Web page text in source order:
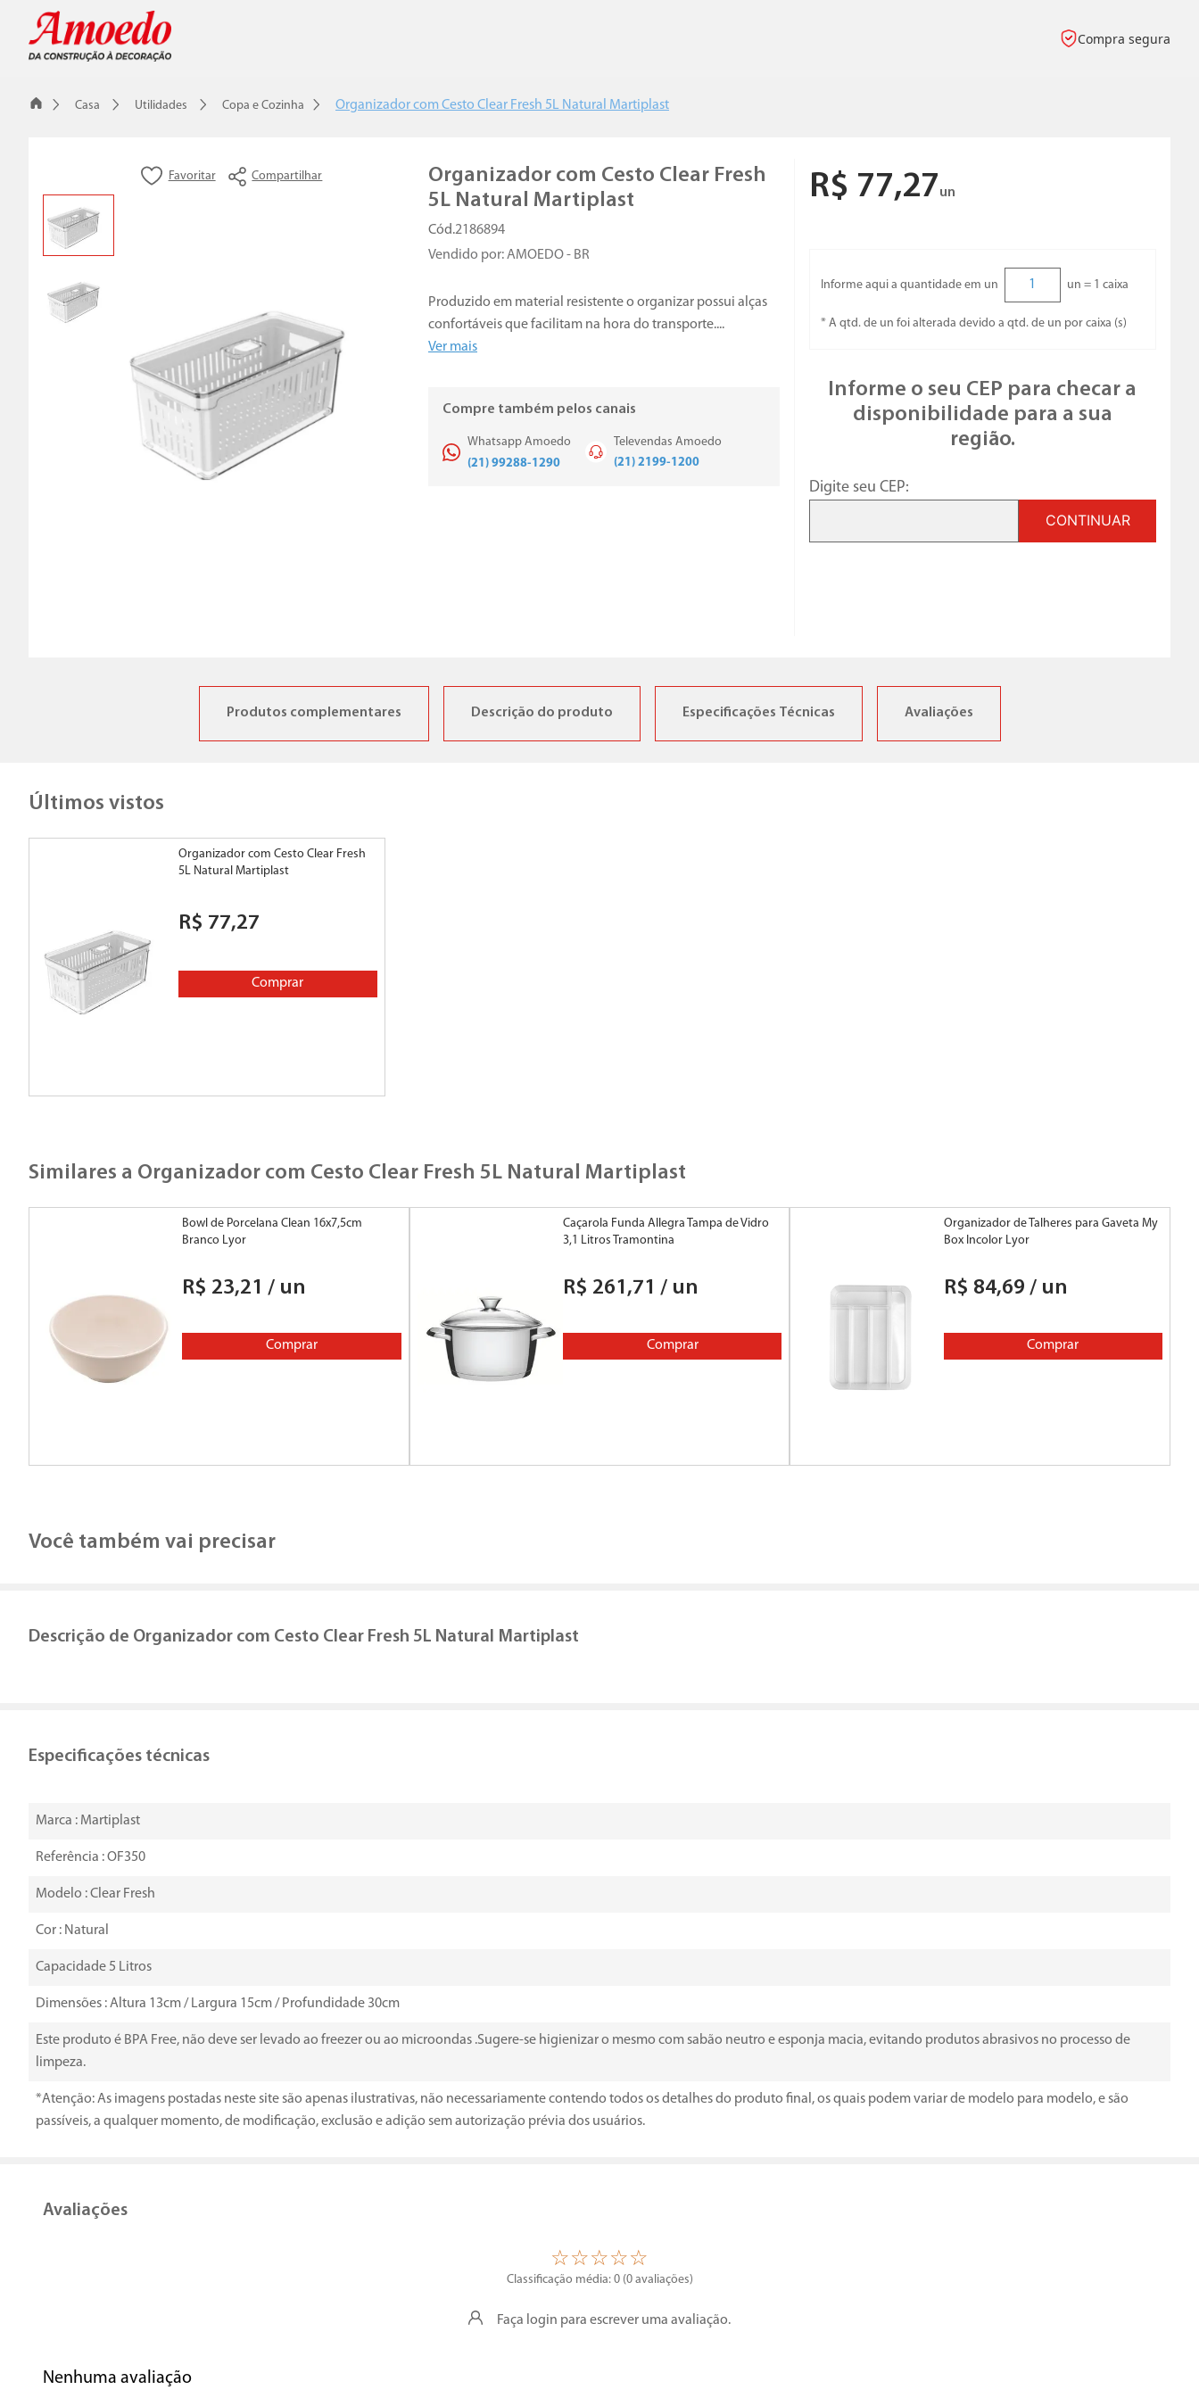
Compra segura
Casa Utilidades Copa e Cozinha Organizador com Cesto Clear Fresh 5L Natural Martiplast
Compartilhar
Organizador com Cesto Clear Fresh
5L Natural Martiplast
2186894
Vendido por:AMOEDO - BR
Produzido em material resistente o organizar possui alças
confortáveis que facilitam na hora do transporte....
Ver mais
Compre também pelos canais
Whatsapp Amoedo
(21) 99288-1290
Televendas Amoedo
(21) 2199-1200
R$ 77,27un
Informe aqui a quantidade em un un = 1 caixa
* A qtd. de un foi alterada devido a qtd. de un por caixa (s)
Informe o seu CEP para checar a
disponibilidade para a sua
região.
Digite seu CEP:
CONTINUAR
Produtos complementares Descrição do produto Especificações Técnicas Avaliações
Últimos vistos
Organizador com Cesto Clear Fresh
5L Natural Martiplast
R$ 77,27
Comprar
Similares a Organizador com Cesto Clear Fresh 5L Natural Martiplast
Bowl de Porcelana Clean 16x7,5cm
Branco Lyor
R$ 23,21 / un
Comprar
Caçarola Funda Allegra Tampa de Vidro
3,1 Litros Tramontina
R$ 261 ,71 / un
Comprar
Organizador de Talheres para Gaveta My
Box Incolor Lyor
R$ 84,69 / un
Comprar
Você também vai precisar
Descrição de Organizador com Cesto Clear Fresh 5L Natural Martiplast
Especificações técnicas
Marca : Martiplast
Referência : OF350
Modelo : Clear Fresh
Cor : Natural
Capacidade 5 Litros
Dimensões : Altura 13cm / Largura 15cm / Profundidade 30cm
Este produto é BPA Free, não deve ser levado ao freezer ou ao microondas .Sugere-se higienizar o mesmo com sabão neutro e esponja macia, evitando produtos abrasivos no processo de
limpeza.
*Atenção: As imagens postadas neste site são apenas ilustrativas, não necessariamente contendo todos os detalhes do produto final, os quais podem variar de modelo para modelo, e são
passíveis, a qualquer momento, de modificação, exclusão e adição sem autorização prévia dos usuários.
Avaliações
☆☆☆☆☆
Classificação média: 0 (0 avaliações)
Faça login para escrever uma avaliação.
Nenhuma avaliação